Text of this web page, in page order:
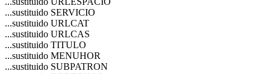
...sustituido SERVICIO
...sustituido URLCAT
...sustituido URLCAS
...sustituido TITULO
...sustituido MENUHOR
...sustituido SUBPATRON